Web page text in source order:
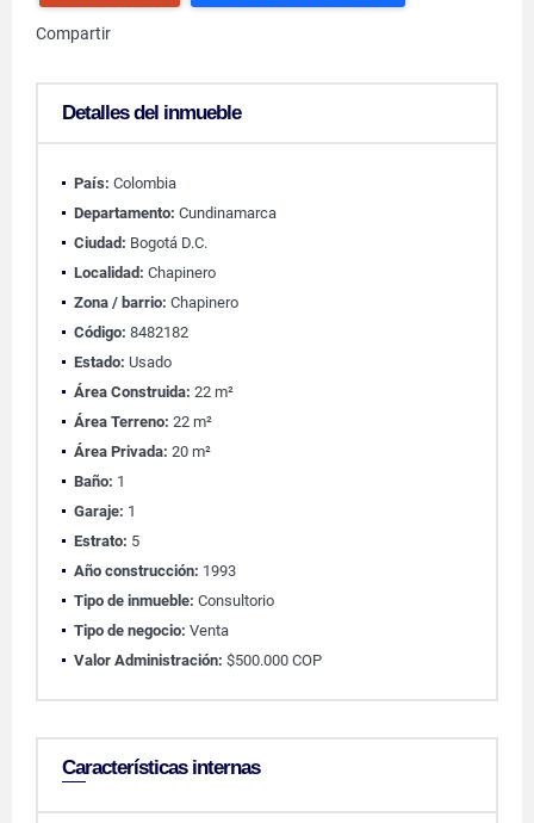
Compartir
Detalles del inmueble
País: Colombia
Departamento: Cundinamarca
Ciudad: Bogotá D.C.
Localidad: Chapinero
Zona / barrio: Chapinero
Código: 8482182
Estado: Usado
Área Construida: 22 m²
Área Terreno: 22 m²
Área Privada: 20 m²
Baño: 1
Garaje: 1
Estrato: 5
Año construcción: 1993
Tipo de inmueble: Consultorio
Tipo de negocio: Venta
Valor Administración: $500.000 COP
Características internas